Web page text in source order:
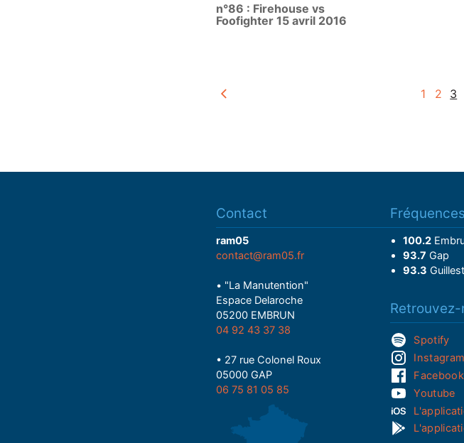
y
n°86 : Firehouse vs
Foofighter 15 avril 2016
1 2 3
Contact
ram05
contact@ram05.fr
• "La Manutention"
Espace Delaroche
05200 EMBRUN
04 92 43 37 38
• 27 rue Colonel Roux
05000 GAP
06 75 81 05 85
Fréquences
100.2
93.7 Gap
93.3
Spotify
Instagram
Facebook
Youtube